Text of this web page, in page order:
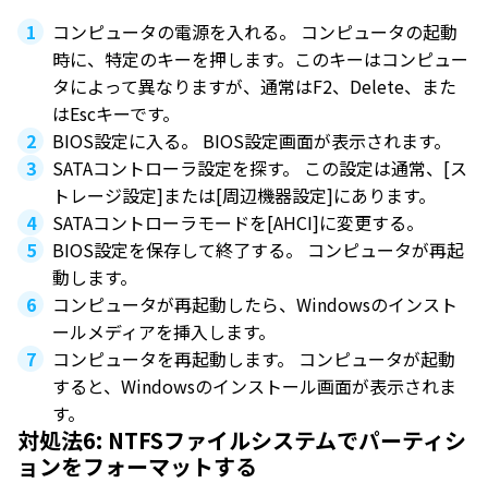
コンピュータの電源を入れる。 コンピュータの起動
時に、特定のキーを押します。このキーはコンピュー
タによって異なりますが、通常はF2、Delete、また
はEscキーです。
BIOS設定に入る。 BIOS設定画面が表示されます。
SATAコントローラ設定を探す。 この設定は通常、[ス
トレージ設定]または[周辺機器設定]にあります。
SATAコントローラモードを[AHCI]に変更する。
BIOS設定を保存して終了する。 コンピュータが再起
動します。
コンピュータが再起動したら、Windowsのインスト
ールメディアを挿入します。
コンピュータを再起動します。 コンピュータが起動
すると、Windowsのインストール画面が表示されま
す。
対処法6: NTFSファイルシステムでパーティシ
ョンをフォーマットする